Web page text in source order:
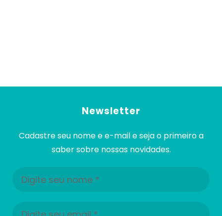
Newsletter
Cadastre seu nome e e-mail e seja o primeiro a
saber sobre nossas novidades.